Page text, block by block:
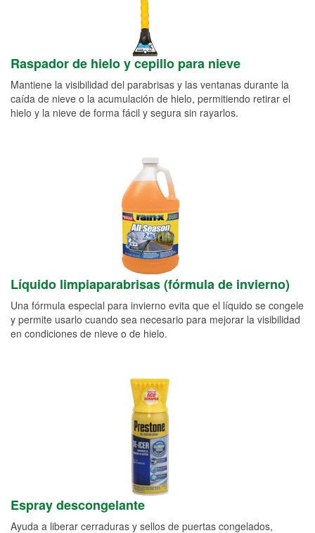
Raspador de hielo y cepillo para nieve
Mantiene la visibilidad del parabrisas y las ventanas durante la
caída de nieve o la acumulación de hielo, permitiendo retirar el
hielo y la nieve de forma fácil y segura sin rayarlos.
Líquido limpiaparabrisas (fórmula de invierno)
Una fórmula especial para invierno evita que el líquido se congele
y permite usarlo cuando sea necesario para mejorar la visibilidad
en condiciones de nieve o de hielo.
Espray descongelante
Ayuda a liberar cerraduras y sellos de puertas congelados,